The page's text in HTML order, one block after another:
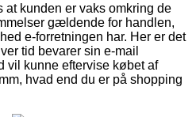
at kunden er vaks omkring de
gældende for handlen,
e-forretningen har. Her er det
tid bevarer sin e-mail
vil kunne eftervise købet af
hvad end du er på shopping